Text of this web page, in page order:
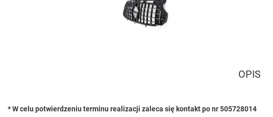
OPIS
* W celu potwierdzeniu terminu realizacji zaleca się kontakt po nr 505728014